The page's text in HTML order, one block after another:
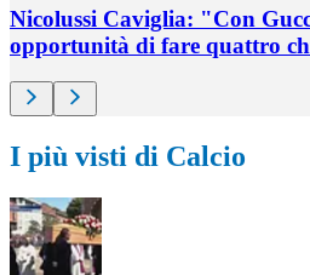
Nicolussi Caviglia: "Con
opportunità di fare quattro
I più visti di Calcio